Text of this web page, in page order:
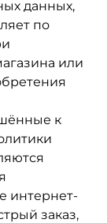
данных,
по
или
к
интернет-
заказ,